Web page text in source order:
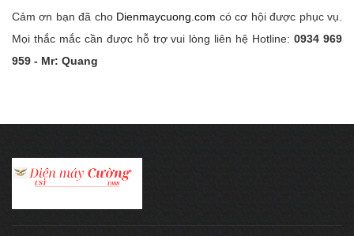
Cảm ơn bạn đã cho Dienmaycuong.com có cơ hội được phục vụ.
Mọi thắc mắc cần được hỗ trợ vui lòng liên hệ Hotline:0934 969
959 - Mr: Quang